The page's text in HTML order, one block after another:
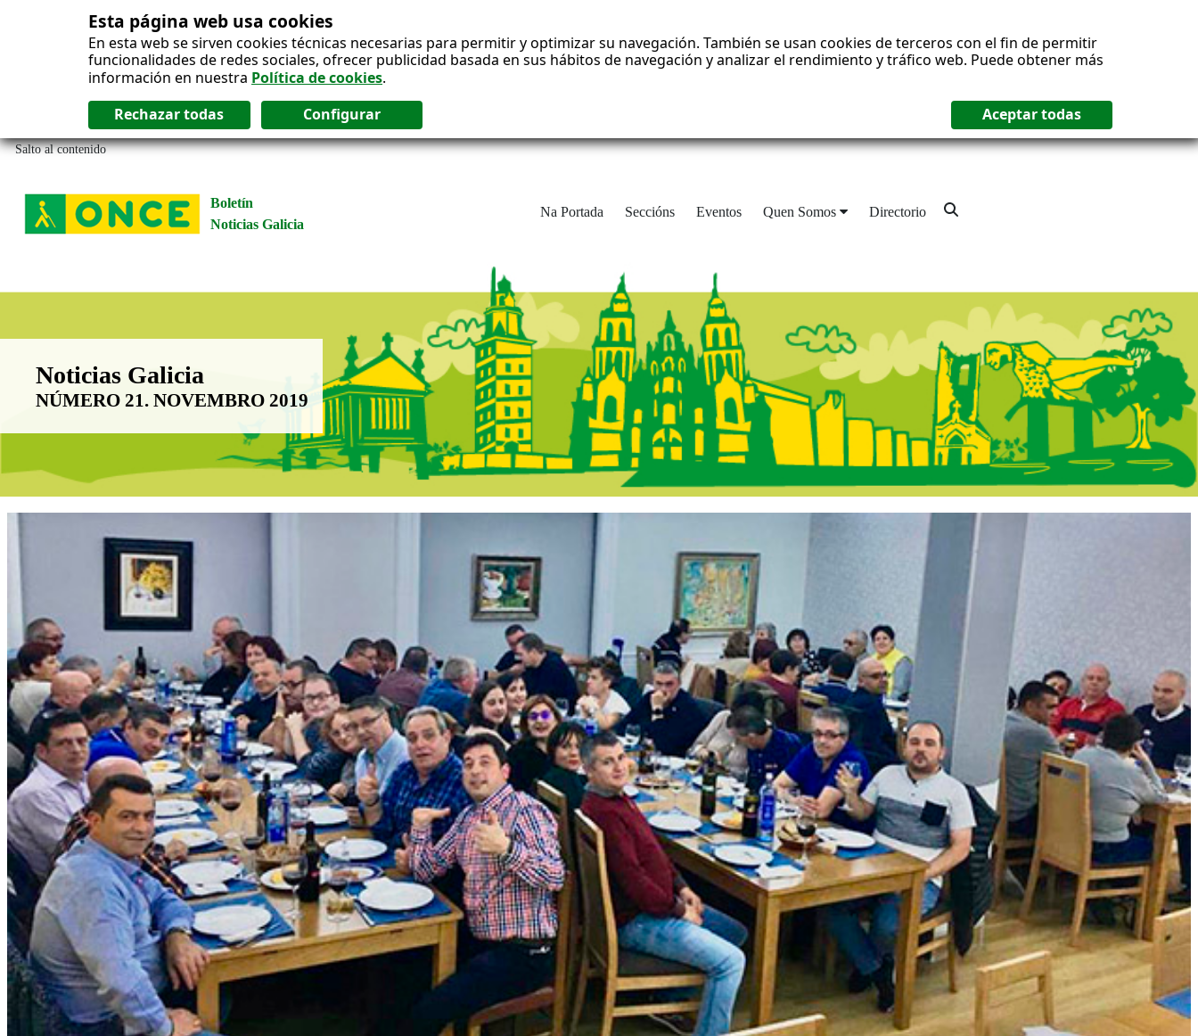
Esta página web usa cookies
En esta web se sirven cookies técnicas necesarias para permitir y optimizar su navegación. También se usan cookies de terceros con el fin de permitir
funcionalidades de redes sociales, ofrecer publicidad basada en sus hábitos de navegación y analizar el rendimiento y tráfico web. Puede obtener más
información en nuestra Política de cookies.
Salto al contenido
Boletín
Noticias Galicia
Na Portada Seccións Eventos Quen Somos Directorio
Boletín Noticias Galicia
Noticias Galicia
NÚMERO 21. NOVEMBRO 2019